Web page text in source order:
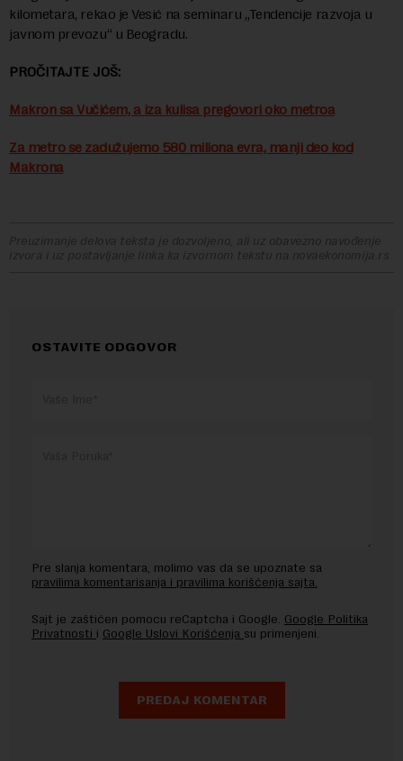
kilometara, rekao je Vesić na seminaru „Tendencije razvoja u
javnom prevozu“ u Beogradu.
PROČITAJTE JOŠ:
Makron sa Vučićem, a iza kulisa pregovori oko metroa
Za metro se zadužujemo 580 miliona evra, manji deo kod
Makrona
Preuzimanje delova teksta je dozvoljeno, ali uz obavezno navođenje
izvora i uz postavljanje linka ka izvornom tekstu na novaekonomija.rs
OSTAVITE ODGOVOR
Pre slanja komentara, molimo vas da se upoznate sa
pravilima komentarisanja i pravilima korišćenja sajta.
Sajt je zaštićen pomocu reCaptcha i Google. Google Politika
Privatnosti i Google Uslovi Korišćenja su primenjeni.